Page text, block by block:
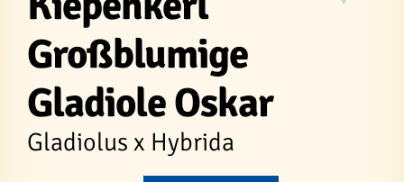
Großblumige
Gladiole Oskar
Gladiolus x Hybrida